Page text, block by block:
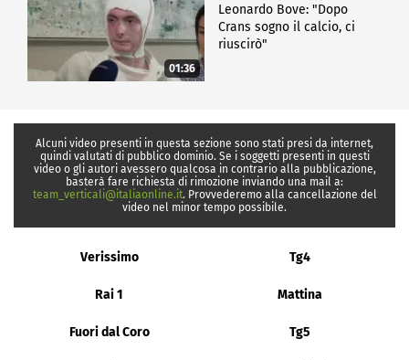
01:36
Leonardo Bove: "Dopo
Crans sogno il calcio, ci
riuscirò"
Alcuni video presenti in questa sezione sono stati presi da internet,
quindi valutati di pubblico dominio. Se i soggetti presenti in questi
video o gli autori avessero qualcosa in contrario alla pubblicazione,
basterà fare richiesta di rimozione inviando una mail a:
team_verticali@italiaonline.it. Provvederemo alla cancellazione del
video nel minor tempo possibile.
Verissimo Tg4
Rai 1 Mattina
Fuori dal Coro Tg5